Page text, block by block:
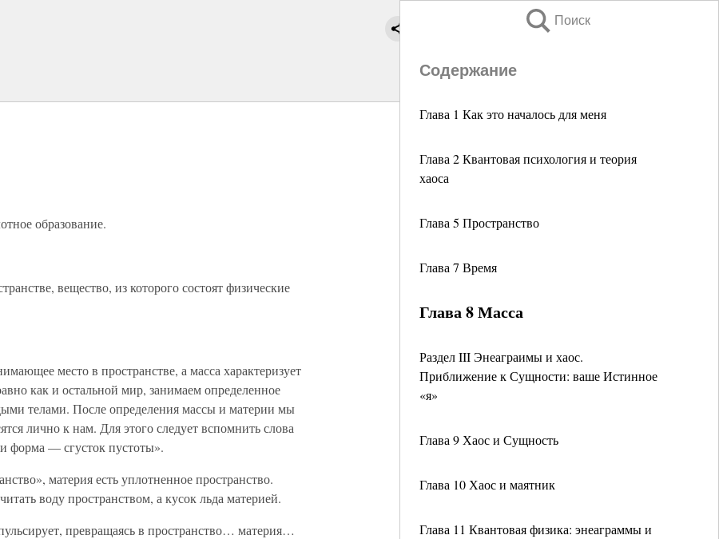
Поиск
Содержание
Глава 1 Как это началось для меня
Глава 2 Квантовая психология и теория
хаоса
Глава 5 Пространство
Глава 7 Время
Глава 8 Масса
Раздел III Энеаграимы и хаос.
Приближение к Сущности: ваше Истинное
«я»
Глава 9 Хаос и Сущность
Глава 10 Хаос и маятник
Глава 11 Квантовая физика: энеаграммы и
образование.
вещество, из которого состоят физические
место в пространстве, а масса характеризует
как и остальной мир, занимаем определенное
телами. После определения массы и материи мы
лично к нам. Для этого следует вспомнить слова
форма — сгусток пустоты».
материя есть уплотненное пространство.
воду пространством, а кусок льда материей.
превращаясь в пространство… материя…